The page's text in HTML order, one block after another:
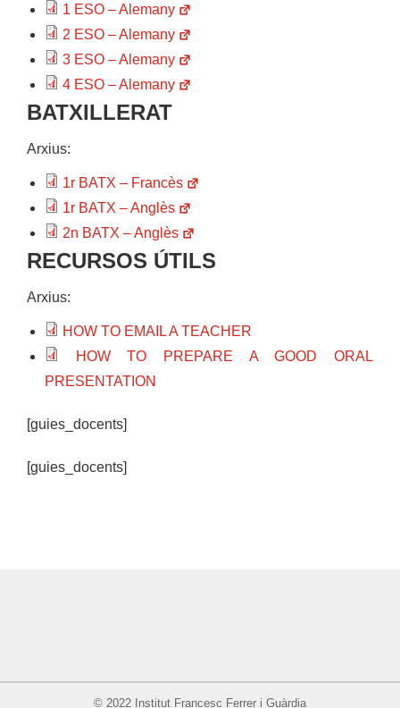
1 ESO – Alemany
2 ESO – Alemany
3 ESO – Alemany
4 ESO – Alemany
BATXILLERAT
Arxius:
1r BATX – Francès
1r BATX – Anglès
2n BATX – Anglès
RECURSOS ÚTILS
Arxius:
HOW TO EMAIL A TEACHER
HOW TO PREPARE A GOOD ORAL
PRESENTATION
[guies_docents]
[guies_docents]
© 2022 Institut Francesc Ferrer i Guàrdia